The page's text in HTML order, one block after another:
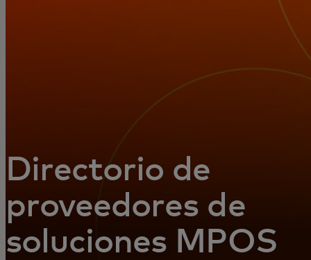
Para innovadores
Noticias y tendencias
Directorio de
proveedores de
soluciones MPOS